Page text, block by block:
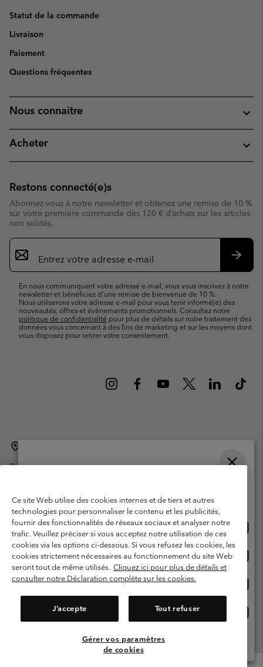
Statut de la commande
Livraison
Paiement
Questions fréquentes
Nous connaitre
Acheter
Restons connecté(e)s
Abonnez-vous à notre newsletter et obtenez une remise de 10 %
sur votre première commande dès 120 € d’achats sur les articles
non soldés.
Inscription
par
e-
En nous communiquant votre adresse e-mail, vous vous inscrivez à notre
newsletter et bénéficiez d’une remise de bienvenue de 10 %.
Nous utiliserons votre adresse e-mail pour vous tenir informé(e) des
nouveautés, offres et événements promotionnels. Consultez notre
politique de confidentialité pour plus de détails sur notre traitement des
données vous concernant à des fins de marketing et sur les moyens dont
vous disposez pour retirer votre consentement.
©2026Columbia Sportswear International Sarl. Avenue des Morgines, 12
Garanties Légales
Politique de confidentialité
Conditions d'utilisation - Membres
Conditions D'utilisation - Contenu généré par l'utilisateur
Impressum
Cookies
Ce site Web utilise des cookies internes et de tiers et autres
technologies pour personnaliser le contenu et les publicités,
fournir des fonctionnalités de réseaux sociaux et analyser notre
trafic. Veuillez préciser si vous acceptez notre utilisation de ces
cookies via les options ci-dessous. Si vous refusez les cookies, les
cookies strictement nécessaires au fonctionnement du site Web
seront tout de même utilisés. Cliquez ici pour plus de détails et
consulter notre Déclaration complète sur les cookies.
J’accepte Tout refuser
Gérer vos paramètres
de cookies
Achats en ligne disponibles
United States
ligne
Belgium-English
ligne
Belgium-Français
ligne
Belgium-Dutch
Voir Tous Les Pays